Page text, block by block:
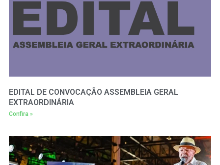
EDITAL DE CONVOCAÇÃO ASSEMBLEIA GERAL
EXTRAORDINÁRIA
Confira »